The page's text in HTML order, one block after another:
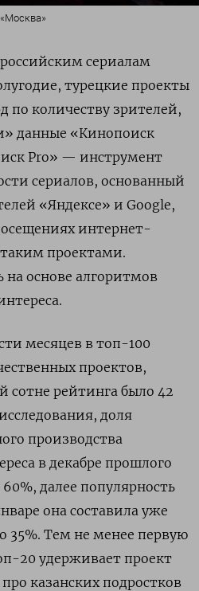
сериалам
турецкие проекты
по количеству зрителей,
данные «Кинопоиск
Pro» — инструмент
сериалов, основанный
«Яндексе» и Google,
интернет-
проектами.
на основе алгоритмов
месяцев в топ-100
проектов,
сотне рейтинга было 42
доля
производства
в декабре прошлого
60%, далее популярность
она составила уже
35%. Тем не менее первую
20 удерживает проект
казанских подростков